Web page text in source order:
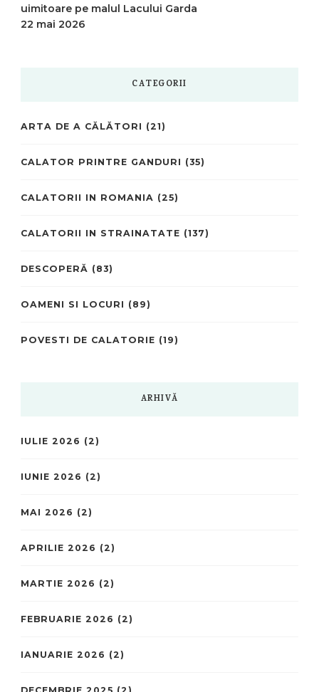
uimitoare pe malul Lacului Garda
22 mai 2026
CATEGORII
ARTA DE A CĂLĂTORI (21)
CALATOR PRINTRE GANDURI (35)
CALATORII IN ROMANIA (25)
CALATORII IN STRAINATATE (137)
DESCOPERĂ (83)
OAMENI SI LOCURI (89)
POVESTI DE CALATORIE (19)
ARHIVĂ
IULIE 2026 (2)
IUNIE 2026 (2)
MAI 2026 (2)
APRILIE 2026 (2)
MARTIE 2026 (2)
FEBRUARIE 2026 (2)
IANUARIE 2026 (2)